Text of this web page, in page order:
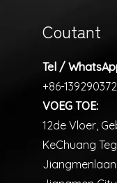
Coutant
Tel /
+86-
VOEG TOE:
12de Vloer,
KeChuang